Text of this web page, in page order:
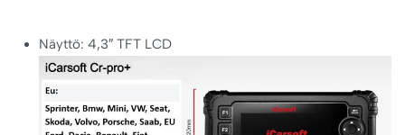
Näyttö: 4,3″ TFT LCD